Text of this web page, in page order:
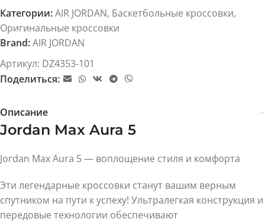
Категории:AIR JORDAN, Баскетбольные кроссовки,
Оригинальные кроссовки
Brand:AIR JORDAN
Артикул: DZ4353-101
Поделиться:
Описание
Jordan Max Aura 5
Jordan Max Aura 5 — воплощение стиля и комфорта
Эти легендарные кроссовки станут вашим верным
спутником на пути к успеху! Ультралегкая конструкция и
передовые технологии обеспечивают